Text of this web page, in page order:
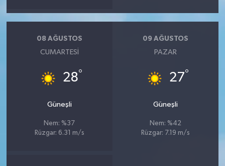
08 AĞUSTOS
CUMARTESI
28°
Güneşli
Nem: %37
Rüzgar: 6.31 m/s
09 AĞUSTOS
PAZAR
27°
Güneşli
Nem: %42
Rüzgar: 7.19 m/s